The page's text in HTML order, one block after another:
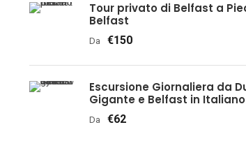
Tour privato di Belfast a
Belfast
Da €150
Escursione Giornaliera da
Gigante e Belfast in Italiano
Da €62